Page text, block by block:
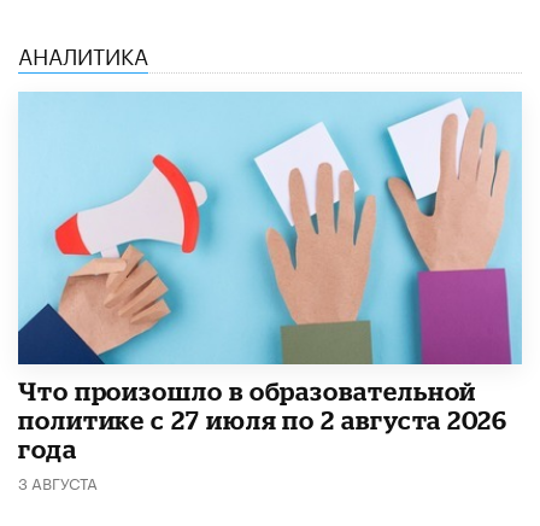
АНАЛИТИКА
​Что произошло в образовательной
политике с 27 июля по 2 августа 2026
года
3 АВГУСТА